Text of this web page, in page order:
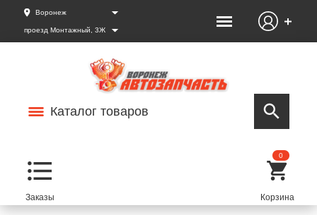
Воронеж
проезд Монтажный, 3Ж
Каталог товаров
0